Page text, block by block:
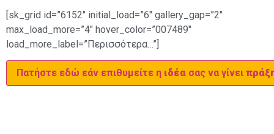
[sk_grid id=”6152″ initial_load=”6″ gallery_gap=”2″
max_load_more=”4″ hover_color=”007489″
load_more_label=”Περισσότερα…”]
Πατήστε εδώ εάν επιθυμείτε η ιδέα σας να γίνει